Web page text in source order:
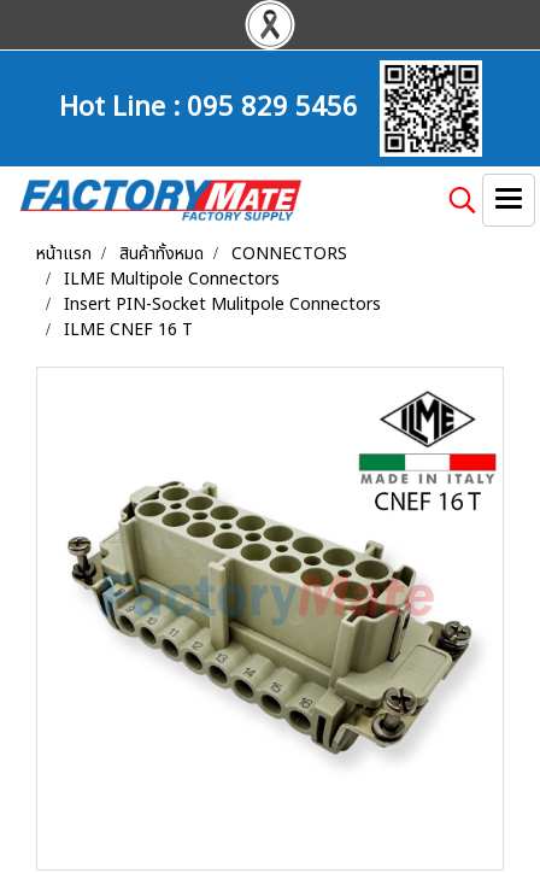
Hot Line :095 829 5456
หน้าแรก สินค้าทั้งหมด
CONNECTORS
ILME Multipole Connectors
Insert PIN-Socket Mulitpole Connectors
ILME CNEF 16 T